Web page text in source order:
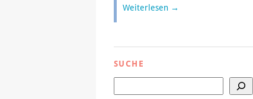
Weiterlesen →
SUCHE